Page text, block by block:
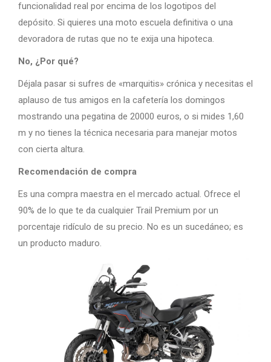
funcionalidad real por encima de los logotipos del
depósito. Si quieres una moto escuela definitiva o una
devoradora de rutas que no te exija una hipoteca.
No, ¿Por qué?
Déjala pasar si sufres de «marquitis» crónica y necesitas el
aplauso de tus amigos en la cafetería los domingos
mostrando una pegatina de 20000 euros, o si mides 1,60
m y no tienes la técnica necesaria para manejar motos
con cierta altura.
Recomendación de compra
Es una compra maestra en el mercado actual. Ofrece el
90% de lo que te da cualquier Trail Premium por un
porcentaje ridículo de su precio. No es un sucedáneo; es
un producto maduro.